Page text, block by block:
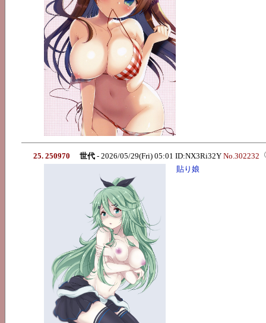
25. 250970 世代 - 2026/05/29(Fri) 05:01 ID:NX3Ri32Y No.302232
貼り娘